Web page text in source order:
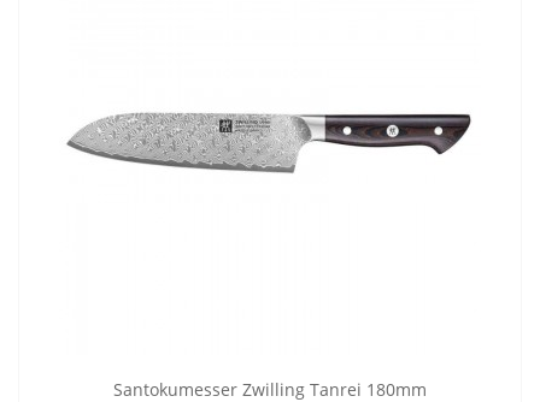
Santokumesser Zwilling Tanrei 180mm